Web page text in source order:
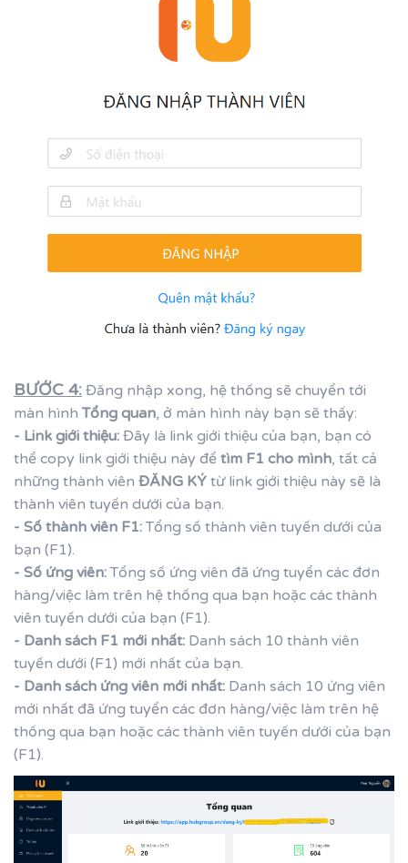
BƯỚC 4: Đăng nhập xong, hệ thống sẽ chuyển tới
màn hình Tổng quan, ở màn hình này bạn sẽ thấy:
- Link giới thiệu: Đây là link giới thiệu của bạn, bạn có
thể copy link giới thiệu này để tìm F1 cho mình, tất cả
những thành viên ĐĂNG KÝ từ link giới thiệu này sẽ là
thành viên tuyến dưới của bạn.
- Số thành viên F1: Tổng số thành viên tuyến dưới của
bạn (F1).
- Số ứng viên: Tổng số ứng viên đã ứng tuyển các đơn
hàng/việc làm trên hệ thống qua bạn hoặc các thành
viên tuyến dưới của bạn (F1).
- Danh sách F1 mới nhất: Danh sách 10 thành viên
tuyến dưới (F1) mới nhất của bạn.
- Danh sách ứng viên mới nhất: Danh sách 10 ứng viên
mới nhất đã ứng tuyển các đơn hàng/việc làm trên hệ
thống qua bạn hoặc các thành viên tuyến dưới của bạn
(F1).